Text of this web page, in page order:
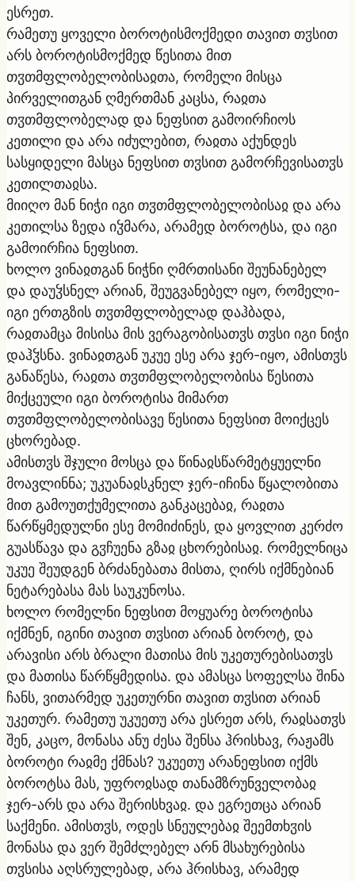
ესრეთ.
რამეთუ ყოველი ბოროტისმოქმედი თავით თჳსით
არს ბოროტისმოქმედ წესითა მით
თჳთმფლობელობისაჲთა, რომელი მისცა
პირველითგან ღმერთმან კაცსა, რაჲთა
თჳთმფლობელად და ნეფსით გამოირჩიოს
კეთილი და არა იძულებით, რაჲთა აქუნდეს
სასყიდელი მასცა ნეფსით თჳსით გამორჩევისათჳს
კეთილთაჲსა.
მიიღო მან ნიჭი იგი თჳთმფლობელობისაჲ და არა
კეთილსა ზედა იჴმარა, არამედ ბოროტსა, და იგი
გამოირჩია ნეფსით.
ხოლო ვინაჲთგან ნიჭნი ღმრთისანი შეუნანებელ
და დაუჴსნელ არიან, შეუგვანებელ იყო, რომელი-
იგი ერთგზის თჳთმფლობელად დაჰბადა,
რაჲთამცა მისისა მის ვერაგობისათჳს თჳსი იგი ნიჭი
დაჰჴსნა. ვინაჲთგან უკუე ესე არა ჯერ-იყო, ამისთჳს
განაწესა, რაჲთა თჳთმფლობელობისა წესითა
მიქცეული იგი ბოროტისა მიმართ
თჳთმფლობელობისავე წესითა ნეფსით მოიქცეს
ცხორებად.
ამისთჳს შჯული მოსცა და წინაჲსწარმეტყუელნი
მოავლინნა; უკუანაჲსკნელ ჯერ-იჩინა წყალობითა
მით გამოუთქუმელითა განკაცებაჲ, რაჲთა
წარწყმედულნი ესე მომიძინეს, და ყოვლით კერძო
გუასწავა და გჳჩუენა გზაჲ ცხორებისაჲ. რომელნიცა
უკუე შეუდგენ ბრძანებათა მისთა, ღირს იქმნებიან
ნეტარებასა მას საუკუნოსა.
ხოლო რომელნი ნეფსით მოყუარე ბოროტისა
იქმნენ, იგინი თავით თჳსით არიან ბოროტ, და
არავისი არს ბრალი მათისა მის უკეთურებისათჳს
და მათისა წარწყმედისა. და ამასცა სოფელსა შინა
ჩანს, ვითარმედ უკეთურნი თავით თჳსით არიან
უკეთურ. რამეთუ უკუეთუ არა ესრეთ არს, რაჲსათჳს
შენ, კაცო, მონასა ანუ ძესა შენსა ჰრისხავ, რაჟამს
ბოროტი რაჲმე ქმნას? უკუეთუ არანეფსით იქმს
ბოროტსა მას, უფროჲსად თანამზრუნველობაჲ
ჯერ-არს და არა შერისხვაჲ. და ეგრეთცა არიან
საქმენი. ამისთჳს, ოდეს სნეულებაჲ შეემთხჳის
მონასა და ვერ შემძლებელ არნ მსახურებისა
თჳსისა აღსრულებად, არა ჰრისხავ, არამედ